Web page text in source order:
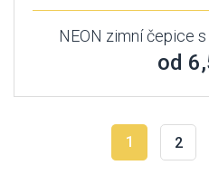
NEON zimní čepice
od
1 2